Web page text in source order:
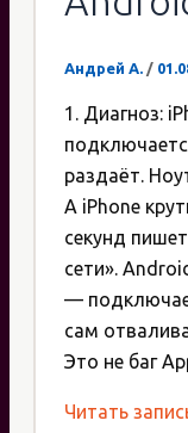
Андрей А. /
1. Диагноз:
раздаёт.
А iPhone
секунд
сети».
—
сам
Это не баг
Настройка
Читать